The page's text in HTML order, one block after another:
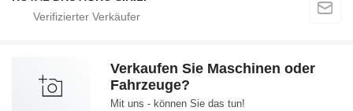
Verkaufen Sie Maschinen oder
Fahrzeuge?
Mit uns - können Sie das tun!